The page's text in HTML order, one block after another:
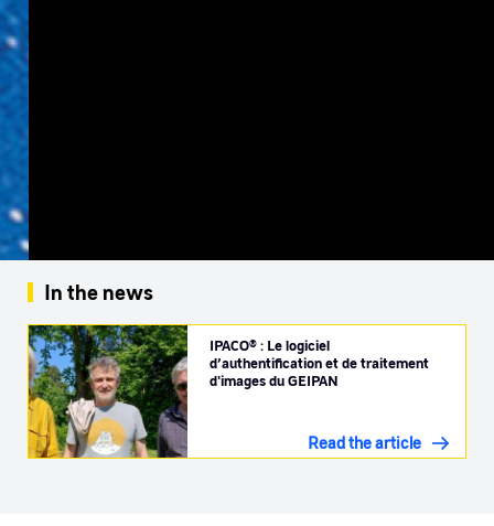
In the news
IPACO® : Le logiciel
d’authentification et de traitement
d'images du GEIPAN
Read the article